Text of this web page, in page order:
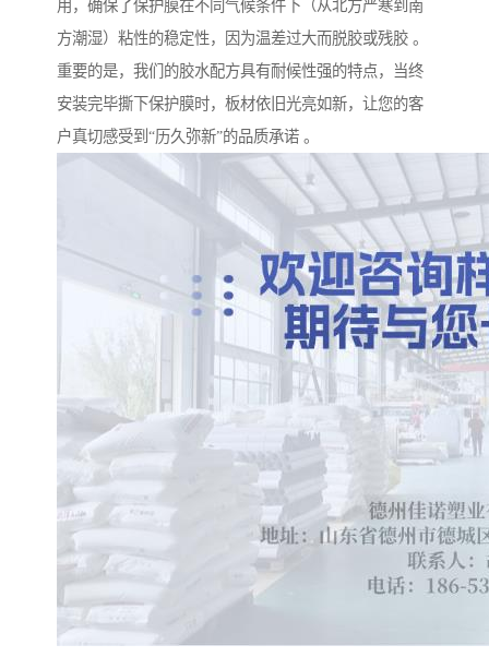
用，确保了保护膜在不同气候条件下（从北方严寒到南
方潮湿）粘性的稳定性，因为温差过大而脱胶或残胶 。
重要的是，我们的胶水配方具有耐候性强的特点，当终
安装完毕撕下保护膜时，板材依旧光亮如新，让您的客
户真切感受到“历久弥新”的品质承诺 。